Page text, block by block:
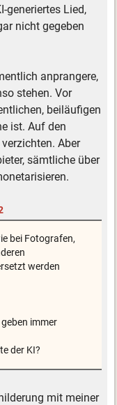
generiertes Lied,
nicht gegeben
anprangere,
stehen. Vor
beiläufigen
ist. Auf den
Aber
sämtliche über
bei Fotografen,
werden
immer
der KI?
mit meiner